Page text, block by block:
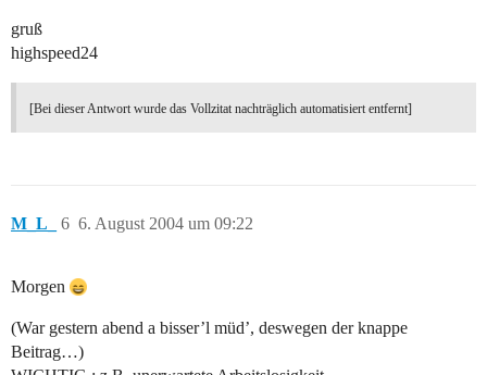
gruß
highspeed24
[Bei dieser Antwort wurde das Vollzitat nachträglich automatisiert entfernt]
M_L_ 6. August 2004 um 09:22
6
Morgen
(War gestern abend a bisser’l müd’, deswegen der knappe
Beitrag…)